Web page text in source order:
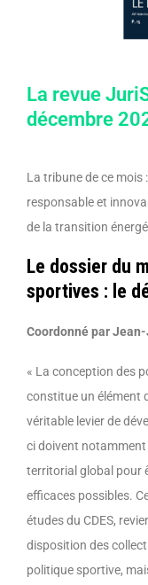
La revue
décembre
La tribune de ce mois
responsable et
de la transition
Le dossier du
sportives : le
Coordonné par
« La conception des
constitue un élément
véritable levier de
ci doivent notamment
territorial global pour
efficaces possibles.
études du CDES,
disposition des
politique sportive,